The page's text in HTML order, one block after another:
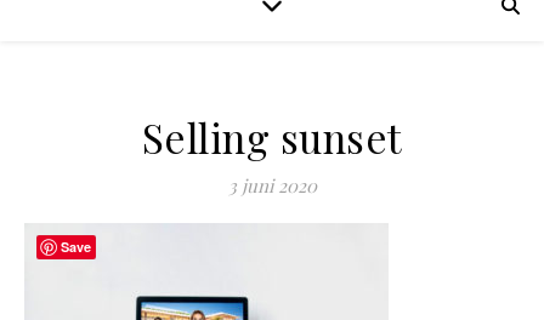
Selling sunset
3 juni 2020
Save